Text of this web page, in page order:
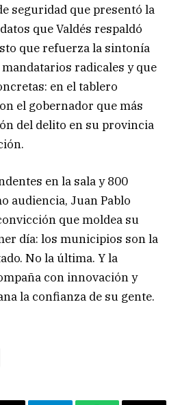
seguridad que presentó la
que Valdés respaldó
que refuerza la sintonía
radicales y que
en el tablero
el gobernador que más
del delito en su provincia
en la sala y 800
audiencia, Juan Pablo
que moldea su
día: los municipios son la
No la última. Y la
con innovación y
la confianza de su gente.